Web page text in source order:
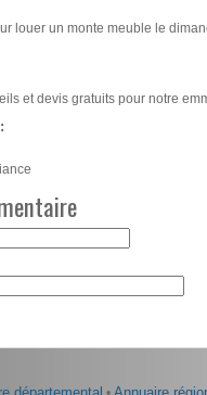
louer un monte meuble le
et devis gratuits pour notre